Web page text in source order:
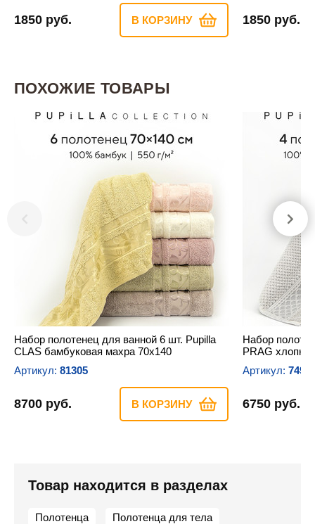
1850 руб. В КОРЗИНУ 1850 руб.
ПОХОЖИЕ ТОВАРЫ
Набор полотенец для ванной 6 шт. Pupilla
CLAS бамбуковая махра 70х140
Артикул: 81305
8700 руб. В КОРЗИНУ
Набор
PRAG
Артикул:
6750 руб.
Товар находится в разделах
Полотенца Полотенца для тела